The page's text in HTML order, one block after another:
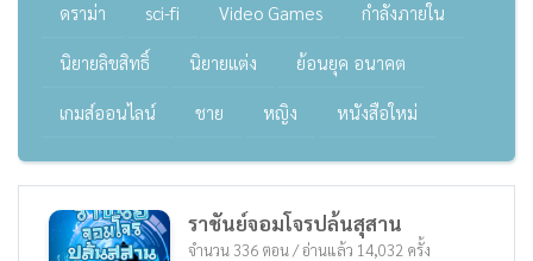
ดราม่า sci-fi Video Games กำลังภายใน
นิยายลิขสิทธิ์ นิยายแต่ง ย้อนยุค อนาคต
เกมส์ออนไลน์ ชาย หญิง หนังสือใหม่
ราชันย์จอมโจรปล้นสุสาน
จำนวน 336 ตอน / อ่านแล้ว 14,032 ครั้ง